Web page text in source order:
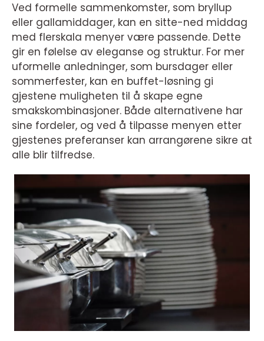
Ved formelle sammenkomster, som bryllup
eller gallamiddager, kan en sitte-ned middag
med flerskala menyer være passende. Dette
gir en følelse av eleganse og struktur. For mer
uformelle anledninger, som bursdager eller
sommerfester, kan en buffet-løsning gi
gjestene muligheten til å skape egne
smakskombinasjoner. Både alternativene har
sine fordeler, og ved å tilpasse menyen etter
gjestenes preferanser kan arrangørene sikre at
alle blir tilfredse.